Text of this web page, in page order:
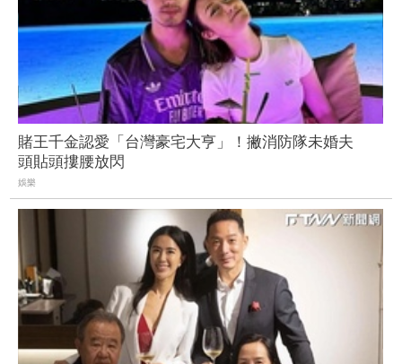
賭王千金認愛「台灣豪宅大亨」！撇消防隊未婚夫
頭貼頭摟腰放閃
娛樂